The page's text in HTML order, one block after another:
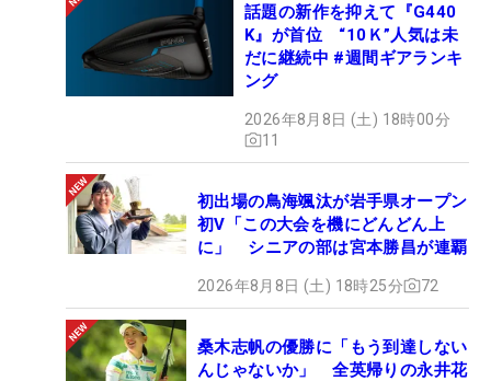
プン」で復帰を果たし、先週のリョーマゴルフ 日高
村オープンでは優勝争いを演じ、惜しくも2位で終
えている。優勝を逃した悔しさ以上に、「しびれる
時間にまた戻れたことが幸せ」と安どの表情を見せ
る。病室で過ごした日々を思えば、優勝争いの緊張
感すら愛おしい。
現在も再発のリスクと向き合いながらの戦いが続
く。ドライバーショットは基本的に抑えたスイング
で、「しっかり振るのは1日3回くらいまで」と医師
から指示されているという。それでも要所では力強
い一打を見せ、勝負に挑む。
話題の新作を抑えて『G440
K』が首位 “10Ｋ”人気は未
だに継続中 #週間ギアランキ
ング
2026年8月8日 (土) 18時00分
11
初出場の鳥海颯汰が岩手県オープン
初V「この大会を機にどんどん上
に」 シニアの部は宮本勝昌が連覇
2026年8月8日 (土) 18時25分 72
桑木志帆の優勝に「もう到達しない
んじゃないか」 全英帰りの永井花